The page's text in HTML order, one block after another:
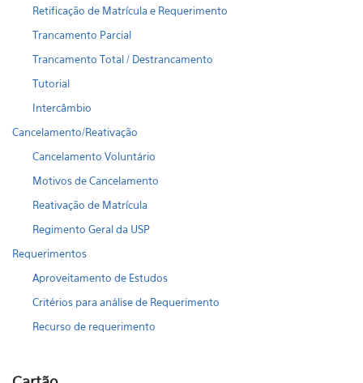
Retificação de Matrícula e Requerimento
Trancamento Parcial
Trancamento Total / Destrancamento
Tutorial
Intercâmbio
Cancelamento/Reativação
Cancelamento Voluntário
Motivos de Cancelamento
Reativação de Matrícula
Regimento Geral da USP
Requerimentos
Aproveitamento de Estudos
Critérios para análise de Requerimento
Recurso de requerimento